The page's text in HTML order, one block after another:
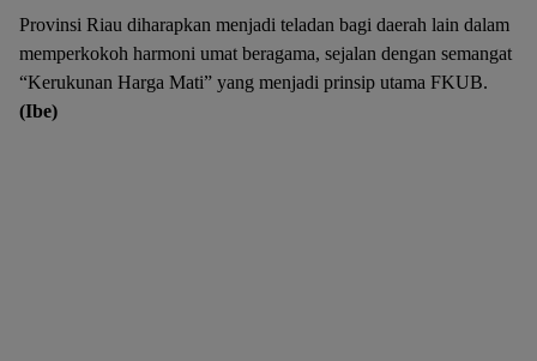
Provinsi Riau diharapkan menjadi teladan bagi daerah lain dalam
memperkokoh harmoni umat beragama, sejalan dengan semangat
“Kerukunan Harga Mati” yang menjadi prinsip utama FKUB.
(Ibe)